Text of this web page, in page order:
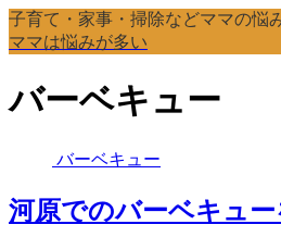
子育て・家事・掃除などママの悩
ママは悩みが多い
バーベキュー
バーベキュー
河原でのバーベキュ